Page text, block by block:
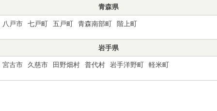
青森県
八戸市 七戸町 五戸町 青森南部町 階上町
岩手県
宮古市 久慈市 田野畑村 普代村 岩手洋野町 軽米町